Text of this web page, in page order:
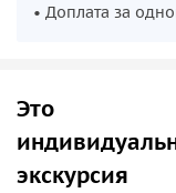
• Доплата за
Это
экскурсия